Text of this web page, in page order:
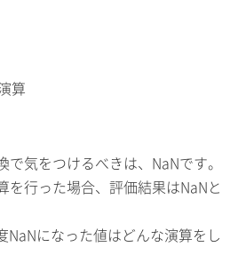
算
気をつけるべきは、NaNです。
を行った場合、評価結果はNaNと
NaNになった値はどんな演算をし